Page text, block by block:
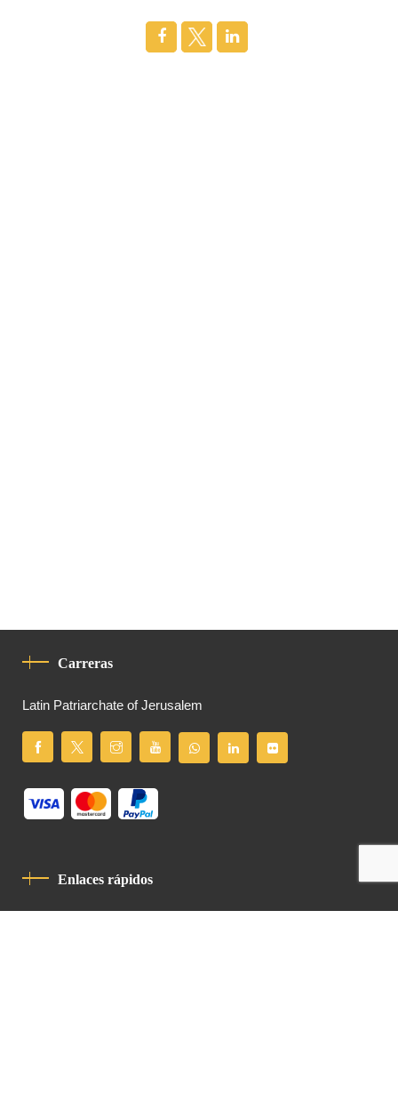
Carreras
Latin Patriarchate of Jerusalem
Enlaces rápidos